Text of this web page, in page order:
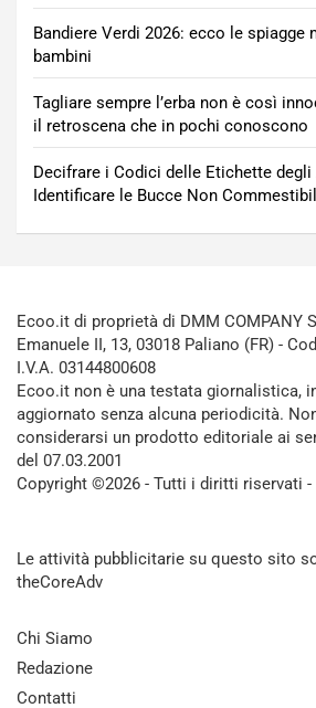
Bandiere Verdi 2026: ecco le spiagge
bambini
Tagliare sempre l’erba non è così
il retroscena che in pochi conoscono
Decifrare i Codici delle Etichette degli
Identificare le Bucce Non
Ecoo.it di proprietà di DMM COMPANY
Emanuele II, 13, 03018 Paliano (FR) -
I.V.A. 03144800608
Ecoo.it non è una testata giornalistica,
aggiornato senza alcuna periodicità.
considerarsi un prodotto editoriale ai
del 07.03.2001
Copyright ©2026 - Tutti i diritti riservati -
Le attività pubblicitarie su questo sito
theCoreAdv
Chi Siamo
Redazione
Contatti